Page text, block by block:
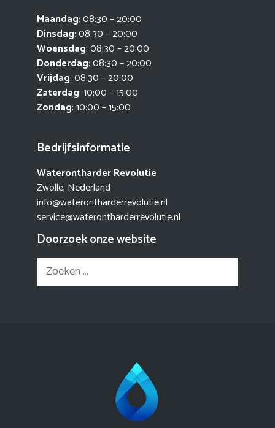
Maandag: 08:30 – 20:00
Dinsdag: 08:30 – 20:00
Woensdag: 08:30 – 20:00
Donderdag: 08:30 – 20:00
Vrijdag: 08:30 – 20:00
Zaterdag: 10:00 – 15:00
Zondag: 10:00 – 15:00
Bedrijfsinformatie
Waterontharder Revolutie
Zwolle, Nederland
info@waterontharderrevolutie.nl
service@waterontharderrevolutie.nl
Doorzoek onze website
Zoek
naar: